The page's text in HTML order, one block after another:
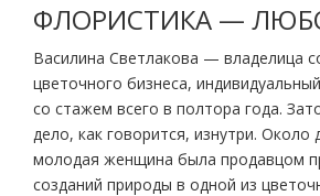
ФЛОРИСТИКА —
Василина Светлакова — владелица
цветочного бизнеса,
со стажем всего в полтора года.
дело, как говорится, изнутри. Около
молодая женщина была продавцом
созданий природы в одной из